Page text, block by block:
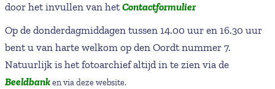
door het invullen van het Contactformulier
Op de donderdagmiddagen tussen 14.00 uur en 16.30 uur
bent u van harte welkom op den Oordt nummer 7.
Natuurlijk is het fotoarchief altijd in te zien via de
Beeldbanken via deze website.